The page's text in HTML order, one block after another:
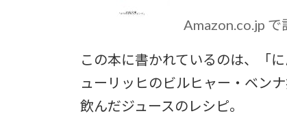
Amazon.co.jp で
この本に書かれているのは、「
ューリッヒのビルヒャー・ベン
飲んだジュースのレシピ。